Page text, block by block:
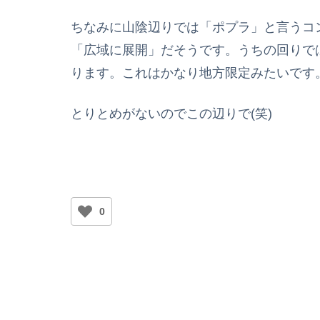
ちなみに山陰辺りでは「ポプラ」と言う
「広域に展開」だそうです。うちの回り
ります。これはかなり地方限定みたいで
とりとめがないのでこの辺りで(笑)
0